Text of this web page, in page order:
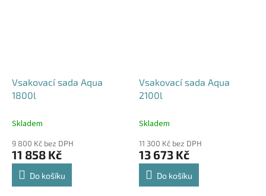
Vsakovací sada Aqua
1800l
Skladem
9 800 Kč bez DPH
11 858 Kč
Do košíku
Vsakovací sada Aqua
2100l
Skladem
11 300 Kč bez DPH
13 673 Kč
Do košíku